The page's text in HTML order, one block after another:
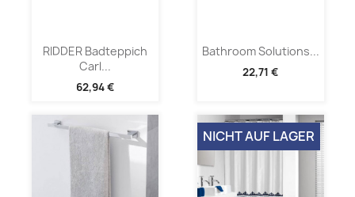
RIDDER Badteppich
Carl...
62,94 €
Bathroom Solutions...
22,71 €
NICHT AUF LAGER